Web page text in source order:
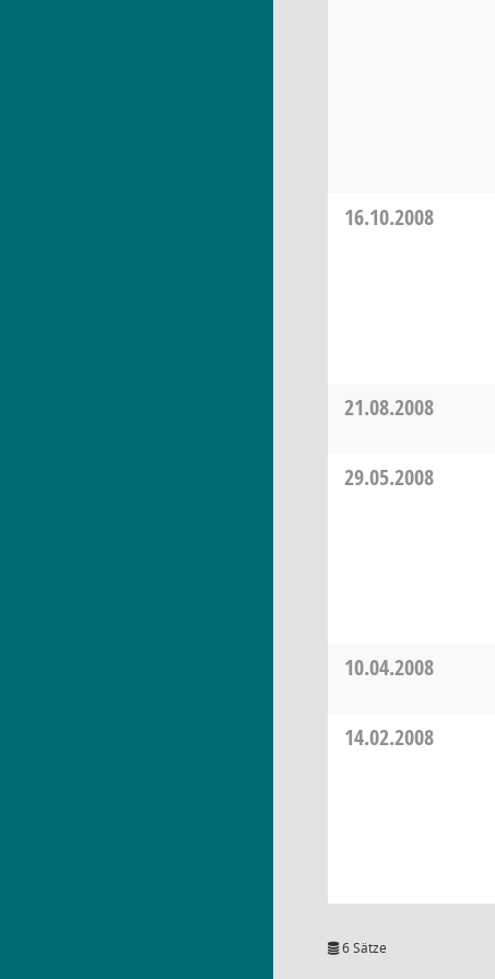
16.10.2008
21.08.2008
29.05.2008
10.04.2008
14.02.2008
6 Sätze